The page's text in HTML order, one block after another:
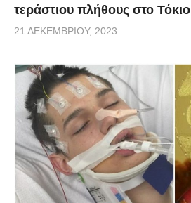
τεράστιου πλήθους στο Τόκιο
21 ΔΕΚΕΜΒΡΊΟΥ, 2023